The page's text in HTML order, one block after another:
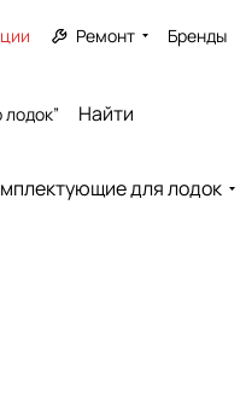
Ремонт Бренды
для лодок